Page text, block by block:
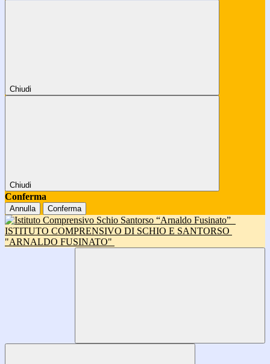
Chiudi
Chiudi
Conferma
Annulla Conferma
ISTITUTO COMPRENSIVO DI SCHIO E SANTORSO
"ARNALDO FUSINATO"